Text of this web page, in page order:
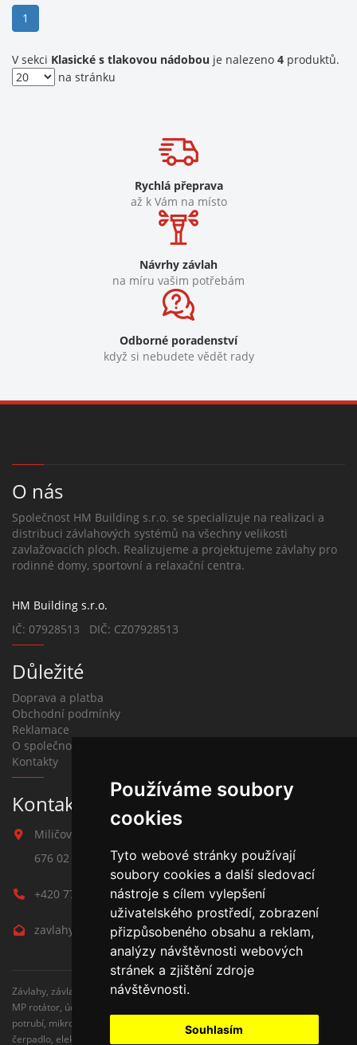
Používáme soubory
cookies
Tyto webové stránky používají
soubory cookies a další sledovací
nástroje s cílem vylepšení
uživatelského prostředí, zobrazení
přizpůsobeného obsahu a reklam,
analýzy návštěvnosti webových
stránek a zjištění zdroje
návštěvnosti.
Souhlasím
1
V sekci Klasické s tlakovou nádobou je nalezeno 4 produktů.
na stránku
Rychlá přeprava
až k Vám na místo
Návrhy závlah
na míru vašim potřebám
Odborné poradenství
když si nebudete vědět rady
O nás
Společnost HM Building s.r.o. se specializuje na realizaci a
distribuci závlahových systémů na všechny velikosti
zavlažovacích ploch. Realizujeme a projektujeme závlahy pro
rodinné domy, sportovní a relaxační centra.
HM Building s.r.o.
IČ: 07928513 DIČ: CZ07928513
Důležité
Doprava a platba
Obchodní podmínky
Reklamace
O společnosti
Kontakty
Kontakt na závlahy
Miličova 541
676 02 Moravské Budějovice
+420 777 780 938
zavlahy@hmbuilding.cz
Závlahy, závlahové systémy, AZS, postřikovače, trysky, kapenkova závlaha,
MP rotátor, úderove postřikovače, automatické zavlažovaní, kapkovací
potrubí, mikrozávlaha, zahradní hadice, zahradní sloupky, Hunter,
čerpadlo, elektromagnetické ventily, zavlažovaní trávníku, zavlažovací